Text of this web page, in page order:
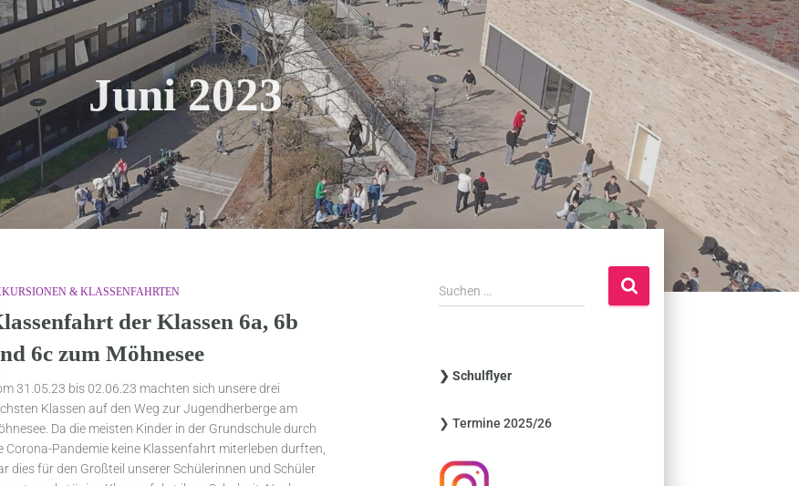
Juni 2023
& KLASSENFAHRTEN
der Klassen 6a, 6b
6c zum Möhnesee
31.05.23 bis 02.06.23 machten sich unsere drei
Klassen auf den Weg zur Jugendherberge am
Da die meisten Kinder in der Grundschule durch
Corona-Pandemie keine Klassenfahrt miterleben durften,
dies für den Großteil unserer Schülerinnen und Schüler
S
u
n
a
h
Suchen …
❯ Schulflyer
❯ Termine 2025/26